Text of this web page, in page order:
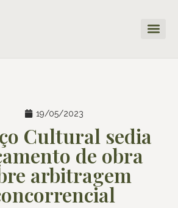
19/05/2023
Cultural sedia
de obra
arbitragem